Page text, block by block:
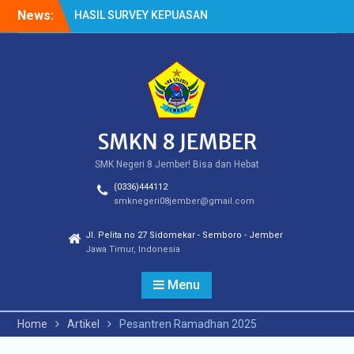
News:
HASIL SURVEY KEPUASAN
PELANGGAN
Cek Kesehatan Gratis
SMKN 8 JEMBER
SMK Negeri 8 Jember! Bisa dan Hebat
(0336)444112
smknegeri08jember@gmail.com
Jl. Pelita no 27 Sidomekar - Semboro - Jember
Jawa Timur, Indonesia
Menu
Home Artikel Pesantren Ramadhan 2025